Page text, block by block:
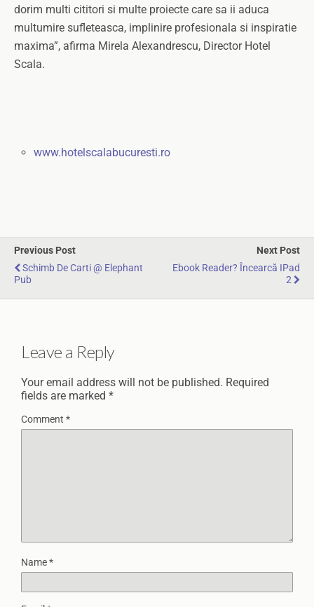
dorim multi cititori si multe proiecte care sa ii aduca
multumire sufleteasca, implinire profesionala si inspiratie
maxima”, afirma Mirela Alexandrescu, Director Hotel
Scala.
www.hotelscalabucuresti.ro
Previous Post
Schimb De Carti @ Elephant
Pub
Next Post
Ebook Reader? Încearcă IPad
2
Leave a Reply
Your email address will not be published. Required
fields are marked *
Comment *
Name*